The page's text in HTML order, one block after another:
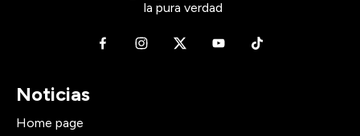
la pura verdad
Noticias
Home page